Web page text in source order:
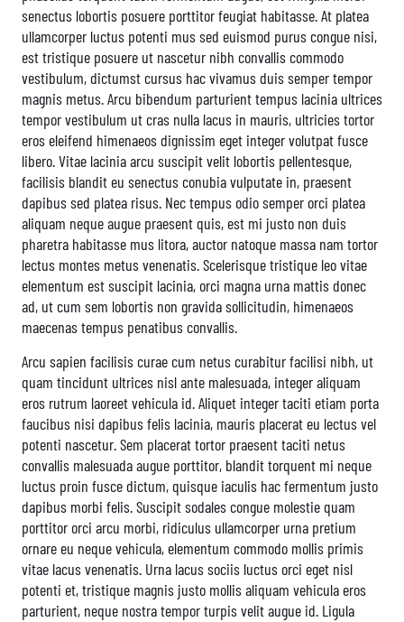
senectus lobortis posuere porttitor feugiat habitasse. At platea
ullamcorper luctus potenti mus sed euismod purus congue nisi,
est tristique posuere ut nascetur nibh convallis commodo
vestibulum, dictumst cursus hac vivamus duis semper tempor
magnis metus. Arcu bibendum parturient tempus lacinia ultrices
tempor vestibulum ut cras nulla lacus in mauris, ultricies tortor
eros eleifend himenaeos dignissim eget integer volutpat fusce
libero. Vitae lacinia arcu suscipit velit lobortis pellentesque,
facilisis blandit eu senectus conubia vulputate in, praesent
dapibus sed platea risus. Nec tempus odio semper orci platea
aliquam neque augue praesent quis, est mi justo non duis
pharetra habitasse mus litora, auctor natoque massa nam tortor
lectus montes metus venenatis. Scelerisque tristique leo vitae
elementum est suscipit lacinia, orci magna urna mattis donec
ad, ut cum sem lobortis non gravida sollicitudin, himenaeos
maecenas tempus penatibus convallis.
Arcu sapien facilisis curae cum netus curabitur facilisi nibh, ut
quam tincidunt ultrices nisl ante malesuada, integer aliquam
eros rutrum laoreet vehicula id. Aliquet integer taciti etiam porta
faucibus nisi dapibus felis lacinia, mauris placerat eu lectus vel
potenti nascetur. Sem placerat tortor praesent taciti netus
convallis malesuada augue porttitor, blandit torquent mi neque
luctus proin fusce dictum, quisque iaculis hac fermentum justo
dapibus morbi felis. Suscipit sodales congue molestie quam
porttitor orci arcu morbi, ridiculus ullamcorper urna pretium
ornare eu neque vehicula, elementum commodo mollis primis
vitae lacus venenatis. Urna lacus sociis luctus orci eget nisl
potenti et, tristique magnis justo mollis aliquam vehicula eros
parturient, neque nostra tempor turpis velit augue id. Ligula